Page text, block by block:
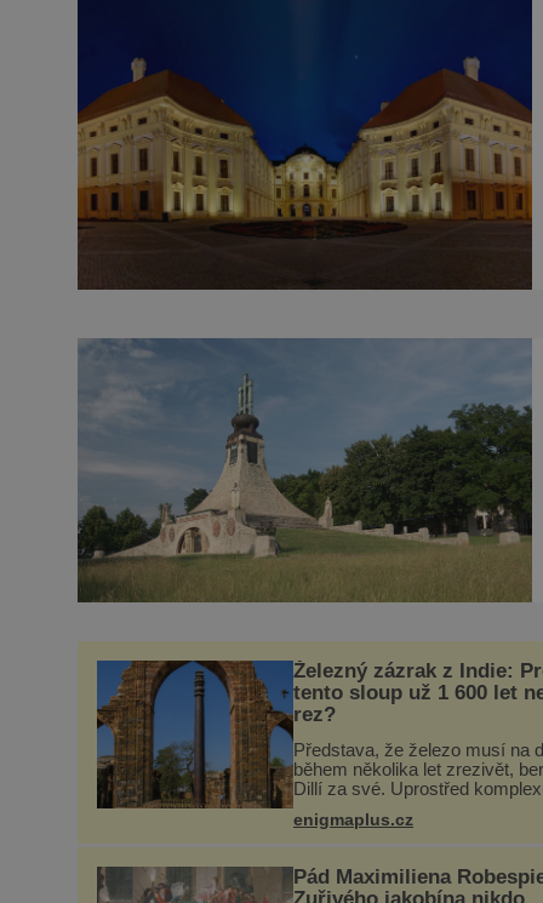
Železný zázrak z Indie:
tento sloup už 1 600 let
rez?
Představa, že železo musí na
během několika let zrezivět,
Dillí za své. Uprostřed
vysoký železný sloup, který už
enigmaplus.cz
Pád Maximiliena